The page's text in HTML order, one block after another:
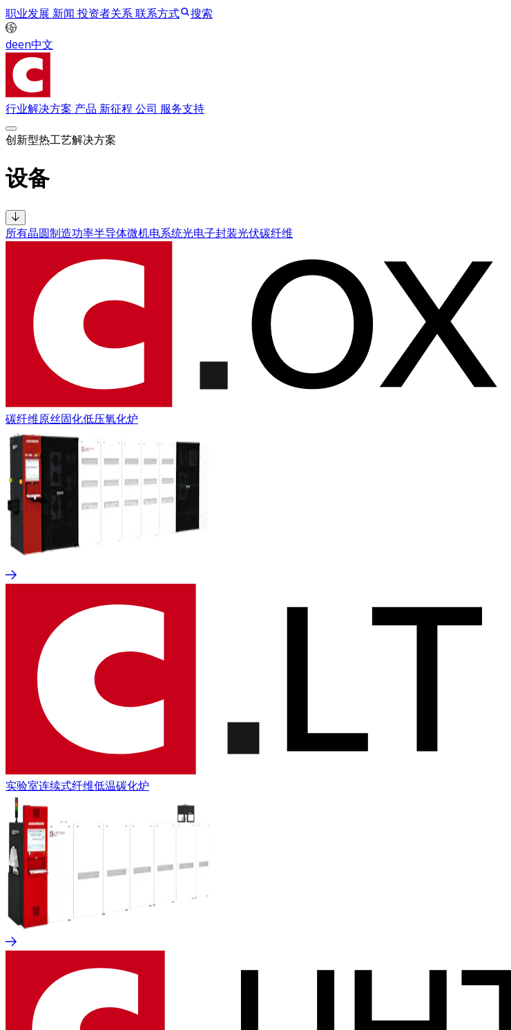
职业发展 新闻 投资者关系联系方式 搜索
deen中文
行业解决方案 产品 新征程 公司 服务支持
创新型热工艺解决方案
设备
所有晶圆制造功率半导体微机电系统光电子封装光伏碳纤维
碳纤维原丝固化低压氧化炉
实验室连续式纤维低温碳化炉